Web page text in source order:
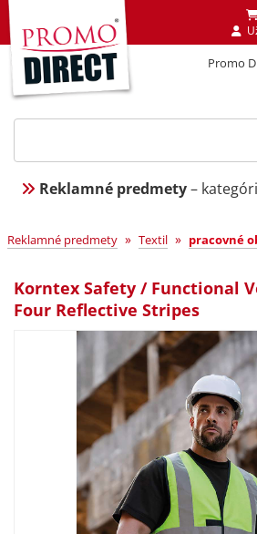
Promo
Reklamné predmety–
Reklamné predmety » Textil » pracovné
Korntex Safety / Functional
Four Reflective Stripes